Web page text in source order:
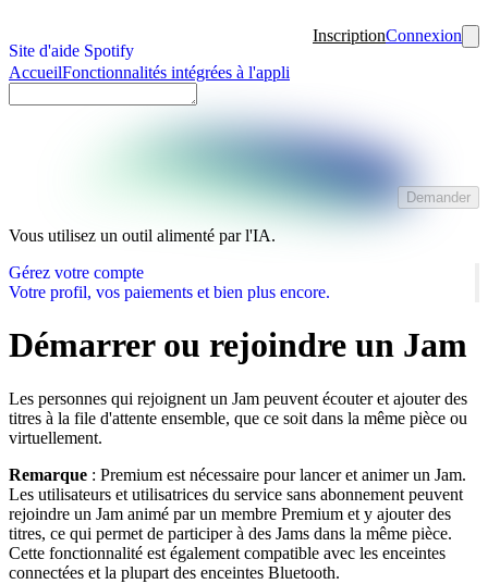
Site d'aide Spotify
InscriptionConnexion
AccueilFonctionnalités intégrées à l'appli
Demander
Vous utilisez un outil alimenté par l'IA.
Gérez votre compte
Votre profil, vos paiements et bien plus encore.
Démarrer ou rejoindre un Jam
Les personnes qui rejoignent un Jam peuvent écouter et ajouter des
titres à la file d'attente ensemble, que ce soit dans la même pièce ou
virtuellement.
Remarque : Premium est nécessaire pour lancer et animer un Jam.
Les utilisateurs et utilisatrices du service sans abonnement peuvent
rejoindre un Jam animé par un membre Premium et y ajouter des
titres, ce qui permet de participer à des Jams dans la même pièce.
Cette fonctionnalité est également compatible avec les enceintes
connectées et la plupart des enceintes Bluetooth.